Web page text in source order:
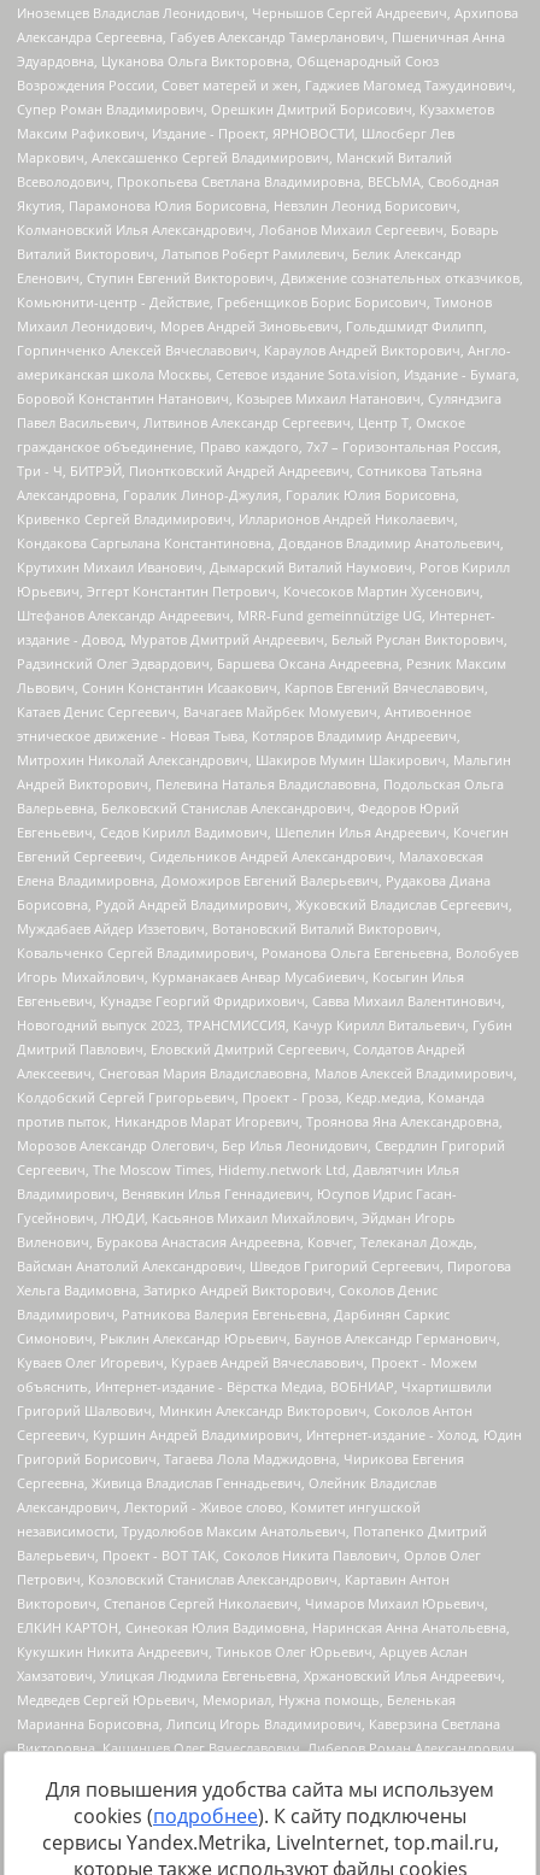
Источник:https://minjust.gov.ru/uploaded/files/reestr-
Для повышения удобства сайта мы используем
cookies (подробнее). К сайту подключены
сервисы Yandex.Metrika, LiveInternet, top.mail.ru,
которые также используют файлы cookies